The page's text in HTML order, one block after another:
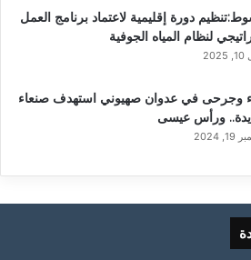
دورة إقليمية لاعتماد برنامج العمل
لنظام المياه الجوفية
وجرحى في عدوان صهيوني استهدف صنعاء
ورأس عيسى
2024